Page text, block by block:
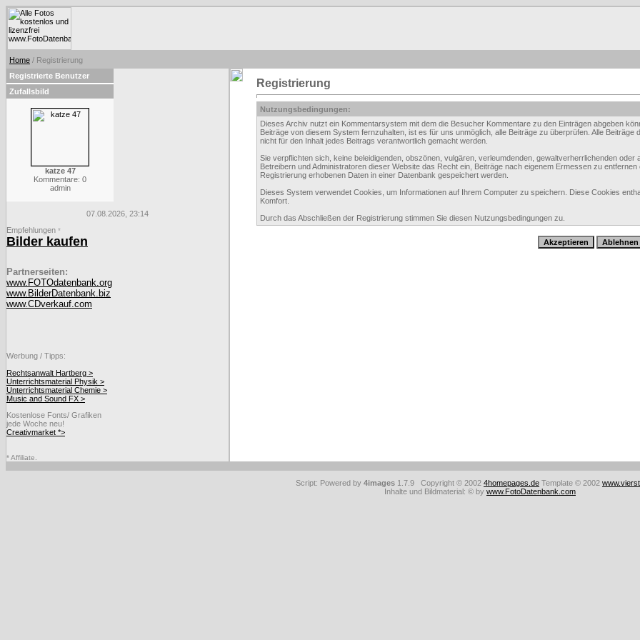
Home / Registrierung
Registrierte Benutzer
Zufallsbild
katze 47
Kommentare: 0
admin
07.08.2026, 23:14
Empfehlungen *
Bilder kaufen
Partnerseiten:
www.FOTOdatenbank.org
www.BilderDatenbank.biz
www.CDverkauf.com
Werbung / Tipps:
Rechtsanwalt Hartberg >
Unterrichtsmaterial Physik >
Unterrichtsmaterial Chemie >
Music and Sound FX >
Kostenlose Fonts/ Grafiken
jede Woche neu!
Creativmarket *>
* Affiliate.
Registrierung
Nutzungsbedingungen:
Dieses Archiv nutzt ein Kommentarsystem mit dem die Besucher Kommentare zu den Einträgen abgeben
Beiträge von diesem System fernzuhalten, ist es für uns unmöglich, alle Beiträge zu überprüfen. Alle
nicht für den Inhalt jedes Beitrags verantwortlich gemacht werden.
Sie verpflichten sich, keine beleidigenden, obszönen, vulgären, verleumdenden, gewaltverherrlichenden
Betreibern und Administratoren dieser Website das Recht ein, Beiträge nach eigenem Ermessen zu
Registrierung erhobenen Daten in einer Datenbank gespeichert werden.
Dieses System verwendet Cookies, um Informationen auf Ihrem Computer zu speichern. Diese Cookies
Komfort.
Durch das Abschließen der Registrierung stimmen Sie diesen Nutzungsbedingungen zu.
Script: Powered by 4images 1.7.9 Copyright © 2002 4homepages.de Template © 2002
Inhalte und Bildmaterial: © by www.FotoDatenbank.com